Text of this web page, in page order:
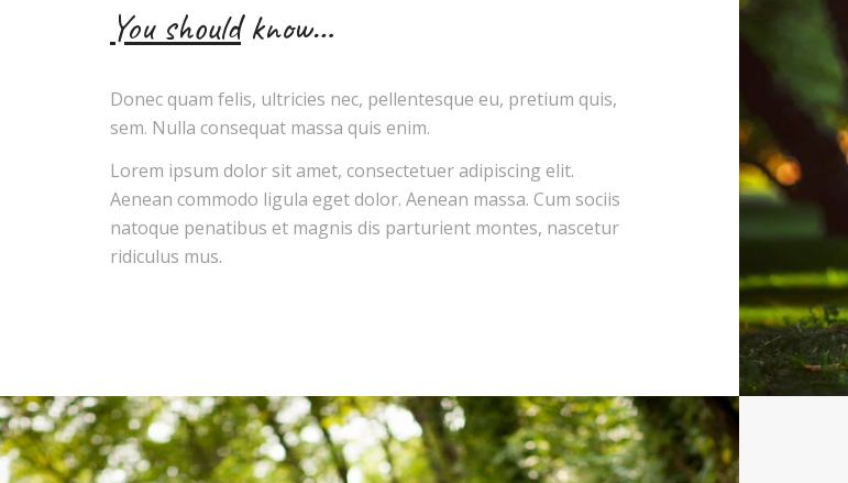
You shouldknow…
Donec quam felis, ultricies nec, pellentesque eu, pretium quis,
sem. Nulla consequat massa quis enim.
Lorem ipsum dolor sit amet, consectetuer adipiscing elit.
Aenean commodo ligula eget dolor. Aenean massa. Cum sociis
natoque penatibus et magnis dis parturient montes, nascetur
ridiculus mus.